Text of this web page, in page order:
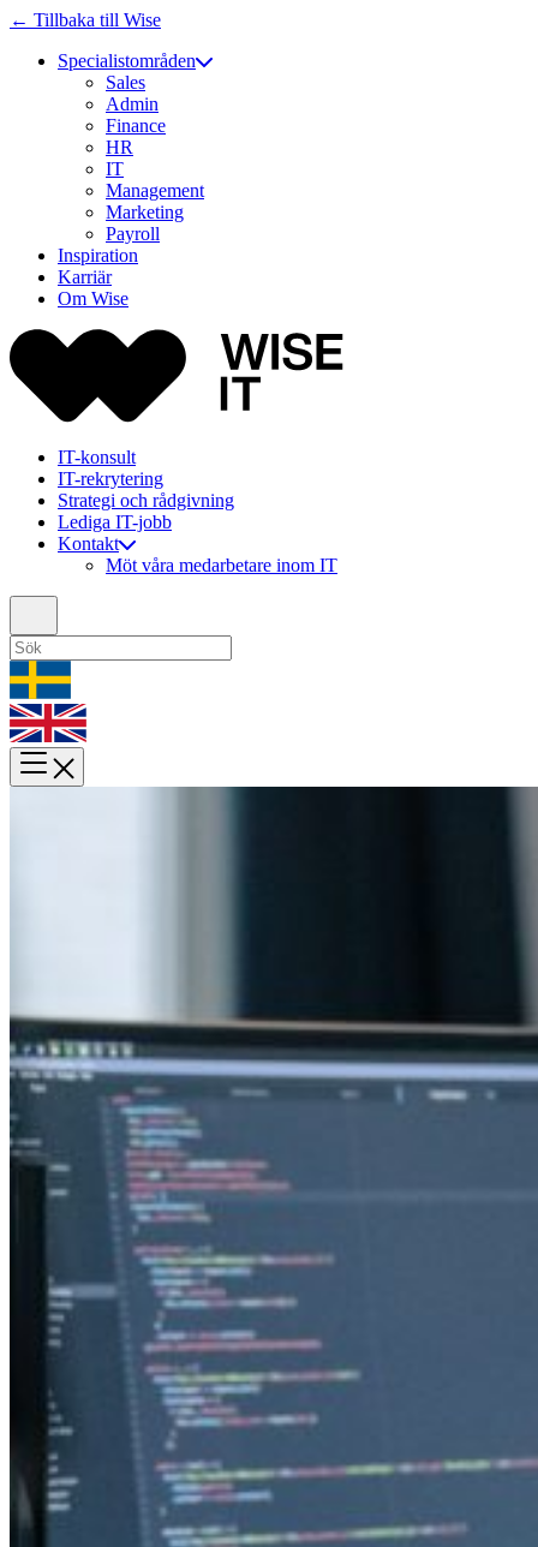
← Tillbaka till Wise
Specialistområden
Sales
Admin
Finance
HR
IT
Management
Marketing
Payroll
Inspiration
Karriär
Om Wise
IT-konsult
IT-rekrytering
Strategi och rådgivning
Lediga IT-jobb
Kontakt
Möt våra medarbetare inom IT